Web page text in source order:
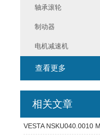
轴承滚轮
制动器
电机减速机
查看更多
相关文章